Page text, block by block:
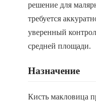
решение для
требуется
уверенный
средней площади.
Назначение
Кисть макловица